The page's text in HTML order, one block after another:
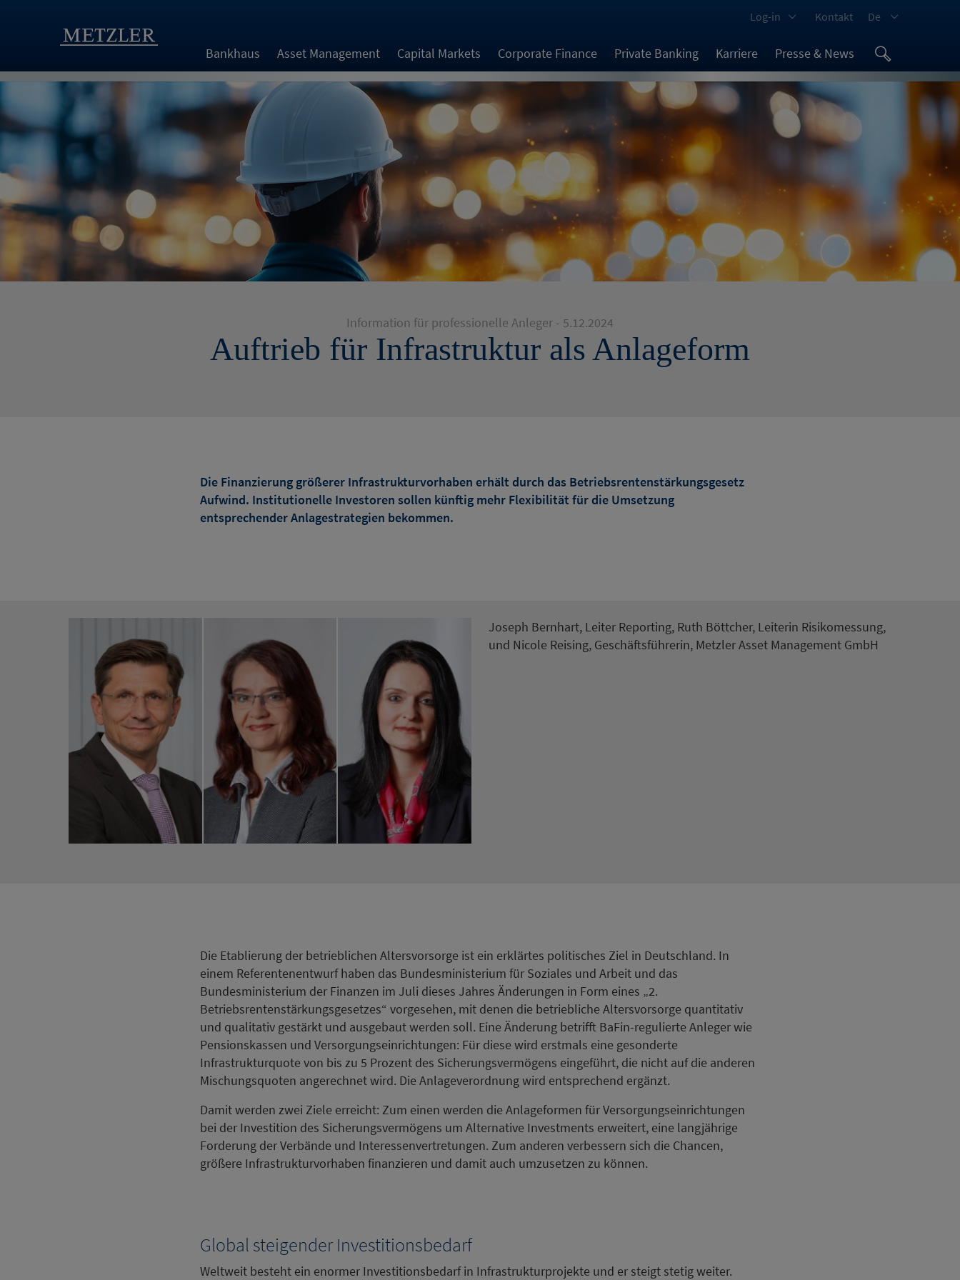
Bankhaus Asset Management Capital Markets Corporate Finance Private Banking Karriere Presse & News
Log-in Kontakt De
Information für professionelle Anleger - 5.12.2024
Auftrieb für Infrastruktur als Anlageform
Die Finanzierung größerer Infrastrukturvorhaben erhält durch das Betriebsrentenstärkungsgesetz
Aufwind. Institutionelle Investoren sollen künftig mehr Flexibilität für die Umsetzung
entsprechender Anlagestrategien bekommen.
Joseph Bernhart, Leiter Reporting, Ruth Böttcher, Leiterin Risikomessung,
und Nicole Reising, Geschäftsführerin, Metzler Asset Management GmbH
Die Etablierung der betrieblichen Altersvorsorge ist ein erklärtes politisches Ziel in Deutschland. In
einem Referentenentwurf haben das Bundesministerium für Soziales und Arbeit und das
Bundesministerium der Finanzen im Juli dieses Jahres Änderungen in Form eines „2.
Betriebsrentenstärkungsgesetzes“ vorgesehen, mit denen die betriebliche Altersvorsorge quantitativ
und qualitativ gestärkt und ausgebaut werden soll. Eine Änderung betrifft BaFin-regulierte Anleger wie
Pensionskassen und Versorgungseinrichtungen: Für diese wird erstmals eine gesonderte
Infrastrukturquote von bis zu 5 Prozent des Sicherungsvermögens eingeführt, die nicht auf die anderen
Mischungsquoten angerechnet wird. Die Anlageverordnung wird entsprechend ergänzt.
Damit werden zwei Ziele erreicht: Zum einen werden die Anlageformen für Versorgungseinrichtungen
bei der Investition des Sicherungsvermögens um Alternative Investments erweitert, eine langjährige
Forderung der Verbände und Interessenvertretungen. Zum anderen verbessern sich die Chancen,
größere Infrastrukturvorhaben finanzieren und damit auch umzusetzen zu können.
Global steigender Investitionsbedarf
Weltweit besteht ein enormer Investitionsbedarf in Infrastrukturprojekte und er steigt stetig weiter.